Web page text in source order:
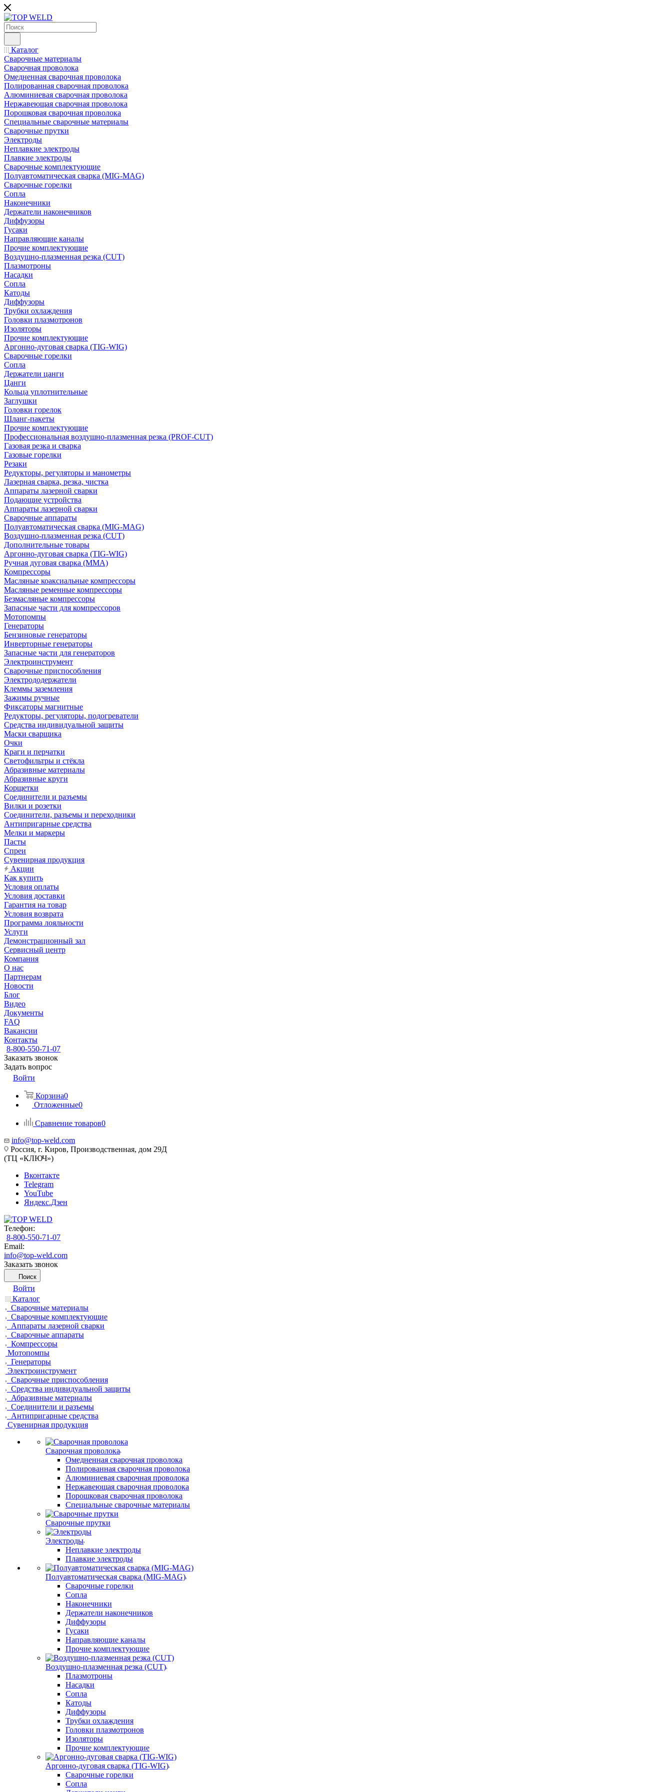
Каталог
Сварочные материалы
Сварочная проволока
Омедненная сварочная проволока
Полированная сварочная проволока
Алюминиевая сварочная проволока
Нержавеющая сварочная проволока
Порошковая сварочная проволока
Специальные сварочные материалы
Сварочные прутки
Электроды
Неплавкие электроды
Плавкие электроды
Сварочные комплектующие
Полуавтоматическая сварка (MIG-MAG)
Сварочные горелки
Сопла
Наконечники
Держатели наконечников
Диффузоры
Гусаки
Направляющие каналы
Прочие комплектующие
Воздушно-плазменная резка (CUT)
Плазмотроны
Насадки
Сопла
Катоды
Диффузоры
Трубки охлаждения
Головки плазмотронов
Изоляторы
Прочие комплектующие
Аргонно-дуговая сварка (TIG-WIG)
Сварочные горелки
Сопла
Держатели цанги
Цанги
Кольца уплотнительные
Заглушки
Головки горелок
Шланг-пакеты
Прочие комплектующие
Профессиональная воздушно-плазменная резка (PROF-CUT)
Газовая резка и сварка
Газовые горелки
Резаки
Редукторы, регуляторы и манометры
Лазерная сварка, резка, чистка
Аппараты лазерной сварки
Подающие устройства
Аппараты лазерной сварки
Сварочные аппараты
Полуавтоматическая сварка (MIG-MAG)
Воздушно-плазменная резка (CUT)
Дополнительные товары
Аргонно-дуговая сварка (TIG-WIG)
Ручная дуговая сварка (MMA)
Компрессоры
Масляные коаксиальные компрессоры
Масляные ременные компрессоры
Безмасляные компрессоры
Запасные части для компрессоров
Мотопомпы
Генераторы
Бензиновые генераторы
Инверторные генераторы
Запасные части для генераторов
Электроинструмент
Сварочные приспособления
Электрододержатели
Клеммы заземления
Зажимы ручные
Фиксаторы магнитные
Редукторы, регуляторы, подогреватели
Средства индивидуальной защиты
Маски сварщика
Очки
Краги и перчатки
Светофильтры и стёкла
Абразивные материалы
Абразивные круги
Корщетки
Соединители и разъемы
Вилки и розетки
Соединители, разъемы и переходники
Антипригарные средства
Мелки и маркеры
Пасты
Спреи
Сувенирная продукция
Акции
Как купить
Условия оплаты
Условия доставки
Гарантия на товар
Условия возврата
Программа лояльности
Услуги
Демонстрационный зал
Сервисный центр
Компания
О нас
Партнерам
Новости
Блог
Видео
Документы
FAQ
Вакансии
Контакты
8-800-550-71-07
Заказать звонок
Задать вопрос
Войти
Корзина0
Отложенные0
Сравнение товаров0
info@top-weld.com
Россия, г. Киров, Производственная, дом 29Д
(ТЦ «КЛЮЧ»)
Вконтакте
Telegram
YouTube
Яндекс.Дзен
Телефон:
8-800-550-71-07
Email:
info@top-weld.com
Заказать звонок
Поиск
Войти
Каталог
Сварочные материалы
Сварочные комплектующие
Аппараты лазерной сварки
Сварочные аппараты
Компрессоры
Мотопомпы
Генераторы
Электроинструмент
Сварочные приспособления
Средства индивидуальной защиты
Абразивные материалы
Соединители и разъемы
Антипригарные средства
Сувенирная продукция
Сварочная проволока
Омедненная сварочная проволока
Полированная сварочная проволока
Алюминиевая сварочная проволока
Нержавеющая сварочная проволока
Порошковая сварочная проволока
Специальные сварочные материалы
Сварочные прутки
Электроды
Неплавкие электроды
Плавкие электроды
Полуавтоматическая сварка (MIG-MAG)
Сварочные горелки
Сопла
Наконечники
Держатели наконечников
Диффузоры
Гусаки
Направляющие каналы
Прочие комплектующие
Воздушно-плазменная резка (CUT)
Плазмотроны
Насадки
Сопла
Катоды
Диффузоры
Трубки охлаждения
Головки плазмотронов
Изоляторы
Прочие комплектующие
Аргонно-дуговая сварка (TIG-WIG)
Сварочные горелки
Сопла